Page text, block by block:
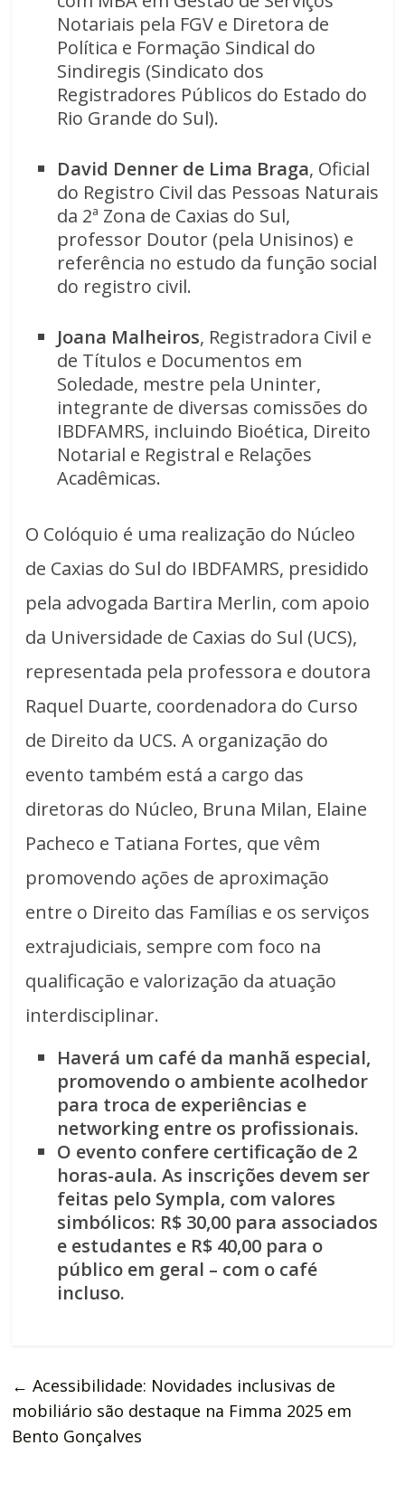
Notariais pela FGV e Diretora de
Política e Formação Sindical do
Sindiregis (Sindicato dos
Registradores Públicos do Estado do
Rio Grande do Sul).
David Denner de Lima Braga, Oficial
do Registro Civil das Pessoas Naturais
da 2ª Zona de Caxias do Sul,
professor Doutor (pela Unisinos) e
referência no estudo da função social
do registro civil.
Joana Malheiros, Registradora Civil e
de Títulos e Documentos em
Soledade, mestre pela Uninter,
integrante de diversas comissões do
IBDFAMRS, incluindo Bioética, Direito
Notarial e Registral e Relações
Acadêmicas.
O Colóquio é uma realização do Núcleo
de Caxias do Sul do IBDFAMRS, presidido
pela advogada Bartira Merlin, com apoio
da Universidade de Caxias do Sul (UCS),
representada pela professora e doutora
Raquel Duarte, coordenadora do Curso
de Direito da UCS. A organização do
evento também está a cargo das
diretoras do Núcleo, Bruna Milan, Elaine
Pacheco e Tatiana Fortes, que vêm
promovendo ações de aproximação
entre o Direito das Famílias e os serviços
extrajudiciais, sempre com foco na
qualificação e valorização da atuação
interdisciplinar.
Haverá um café da manhã especial,
promovendo o ambiente acolhedor
para troca de experiências e
networking entre os profissionais.
O evento confere certificação de 2
horas-aula. As inscrições devem ser
feitas pelo Sympla, com valores
simbólicos: R$ 30,00 para associados
e estudantes e R$ 40,00 para o
público em geral – com o café
incluso.
← Acessibilidade: Novidades inclusivas de
mobiliário são destaque na Fimma 2025 em
Bento Gonçalves